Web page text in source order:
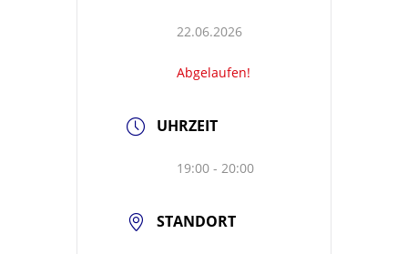
22.06.2026
Abgelaufen!
UHRZEIT
19:00 - 20:00
STANDORT